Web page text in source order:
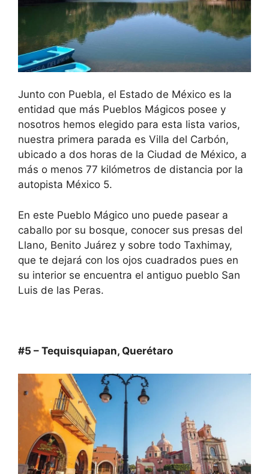
Junto con Puebla, el Estado de México es la
entidad que más Pueblos Mágicos posee y
nosotros hemos elegido para esta lista varios,
nuestra primera parada es Villa del Carbón,
ubicado a dos horas de la Ciudad de México, a
más o menos 77 kilómetros de distancia por la
autopista México 5.
En este Pueblo Mágico uno puede pasear a
caballo por su bosque, conocer sus presas del
Llano, Benito Juárez y sobre todo Taxhimay,
que te dejará con los ojos cuadrados pues en
su interior se encuentra el antiguo pueblo San
Luis de las Peras.
#5 – Tequisquiapan, Querétaro